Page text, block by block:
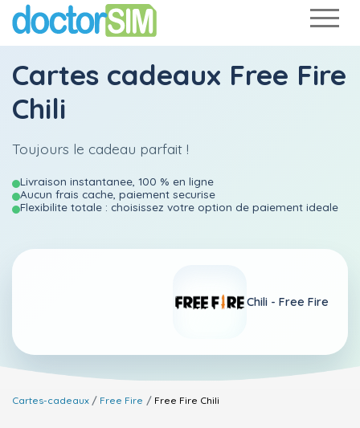
Cartes cadeaux Free Fire
Chili
Toujours le cadeau parfait !
Livraison instantanee, 100 % en ligne
Aucun frais cache, paiement securise
Flexibilite totale : choisissez votre option de paiement ideale
Chili - Free Fire
Cartes-cadeaux Free Fire Free Fire Chili